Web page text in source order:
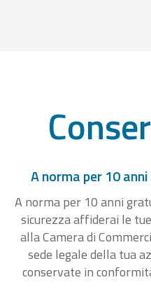
A norma per 10
A norma per 10 anni
sicurezza affiderai le
alla Camera di
sede legale della tua
conservate in